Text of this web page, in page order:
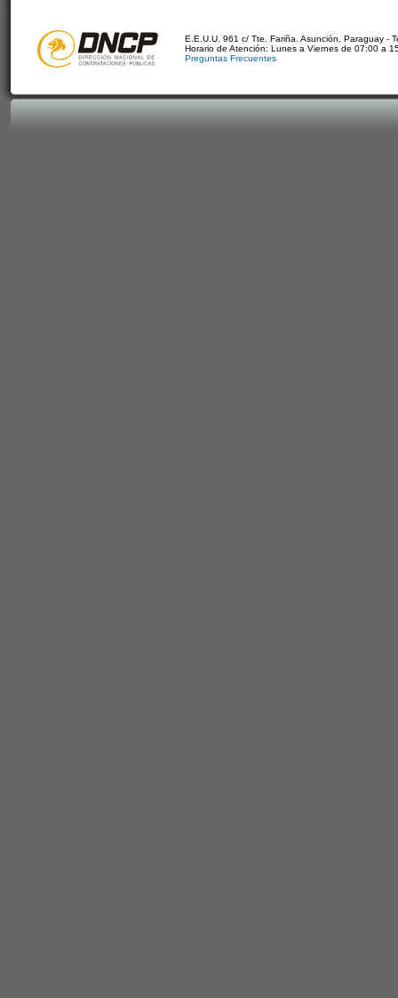
E.E.U.U. 961 c/ Tte. Fariña. Asunción, Paraguay -
Horario de Atención: Lunes a Viernes de 07:00 a
Preguntas Frecuentes